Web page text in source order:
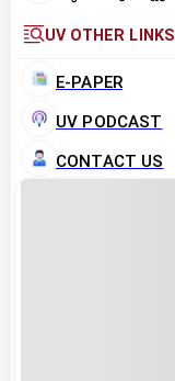
UV OTHER LINKS
E-PAPER
UV PODCAST
CONTACT US